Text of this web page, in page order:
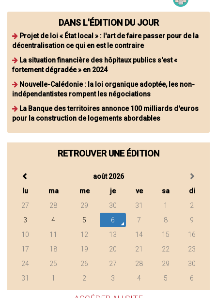
DANS L'ÉDITION DU JOUR
Projet de loi « État local » : l'art de faire passer pour de la
décentralisation ce qui en est le contraire
La situation financière des hôpitaux publics s'est «
fortement dégradée » en 2024
Nouvelle-Calédonie : la loi organique adoptée, les non-
indépendantistes rompent les négociations
La Banque des territoires annonce 100 milliards d'euros
pour la construction de logements abordables
RETROUVER UNE ÉDITION
août 2026
lu
ma me je ve sa
di
27
28 29 30 31 1
2
3
4 5 6 7 8
9
10
11 12 13 14 15
16
17
18 19 20 21 22
23
24
25 26 27 28 29
30
31
1 2 3 4 5 6